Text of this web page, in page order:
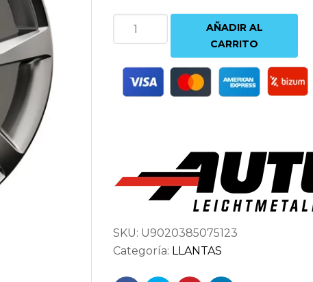
AUTEC
UTECA
5X112
ET38
AÑADIR AL
CARRITO
SKU: U9020385075123
Categoría: LLANTAS